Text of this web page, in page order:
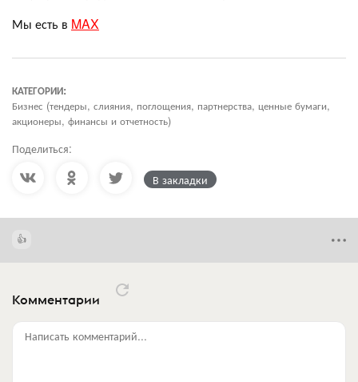
Мы есть в MAX
КАТЕГОРИИ:
Бизнес (тендеры, слияния, поглощения, партнерства, ценные бумаги,
акционеры, финансы и отчетность)
Поделиться:
В закладки
Комментарии
Написать комментарий...